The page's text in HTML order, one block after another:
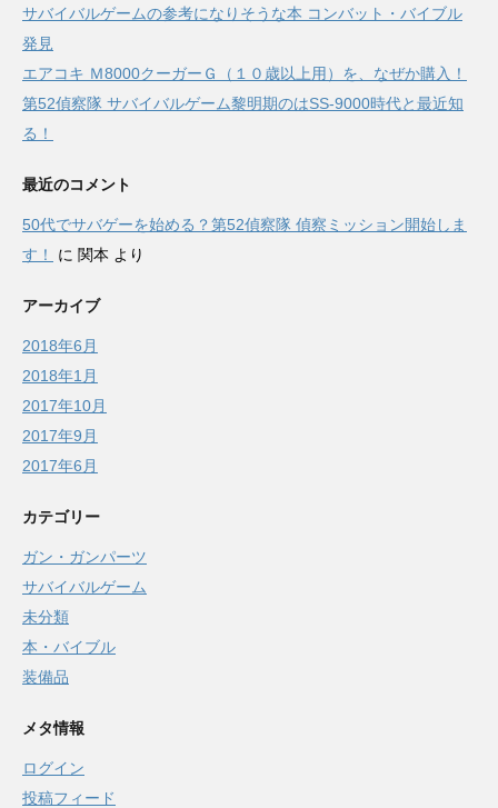
サバイバルゲームの参考になりそうな本 コンバット・バイブル
発見
エアコキ Ｍ8000クーガーＧ（１０歳以上用）を、なぜか購入！
第52偵察隊 サバイバルゲーム黎明期のはSS-9000時代と最近知
る！
最近のコメント
50代でサバゲーを始める？第52偵察隊 偵察ミッション開始しま
す！
に 関本 より
アーカイブ
2018年6月
2018年1月
2017年10月
2017年9月
2017年6月
カテゴリー
ガン・ガンパーツ
サバイバルゲーム
未分類
本・バイブル
装備品
メタ情報
ログイン
投稿フィード